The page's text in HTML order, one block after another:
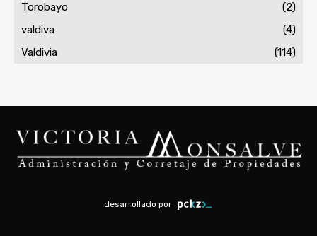
Torobayo
(2)
valdiva
(4)
Valdivia
(114)
desarrollado por